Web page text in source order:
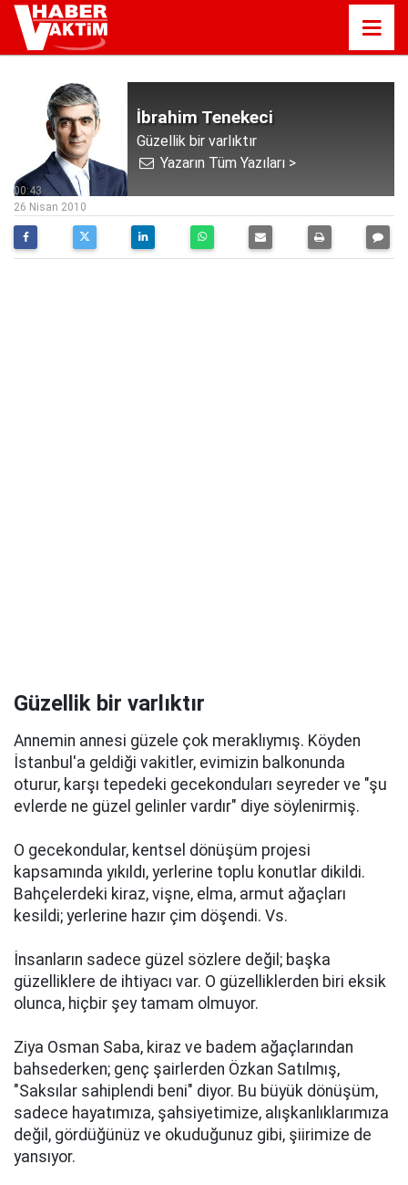
İbrahim Tenekeci
Güzellik bir varlıktır
Yazarın Tüm Yazıları >
00:43
26 Nisan 2010
Güzellik bir varlıktır
Annemin annesi güzele çok meraklıymış. Köyden
İstanbul'a geldiği vakitler, evimizin balkonunda
oturur, karşı tepedeki gecekonduları seyreder ve "şu
evlerde ne güzel gelinler vardır" diye söylenirmiş.
O gecekondular, kentsel dönüşüm projesi
kapsamında yıkıldı, yerlerine toplu konutlar dikildi.
Bahçelerdeki kiraz, vişne, elma, armut ağaçları
kesildi; yerlerine hazır çim döşendi. Vs.
İnsanların sadece güzel sözlere değil; başka
güzelliklere de ihtiyacı var. O güzelliklerden biri eksik
olunca, hiçbir şey tamam olmuyor.
Ziya Osman Saba, kiraz ve badem ağaçlarından
bahsederken; genç şairlerden Özkan Satılmış,
"Saksılar sahiplendi beni" diyor. Bu büyük dönüşüm,
sadece hayatımıza, şahsiyetimize, alışkanlıklarımıza
değil, gördüğünüz ve okuduğunuz gibi, şiirimize de
yansıyor.